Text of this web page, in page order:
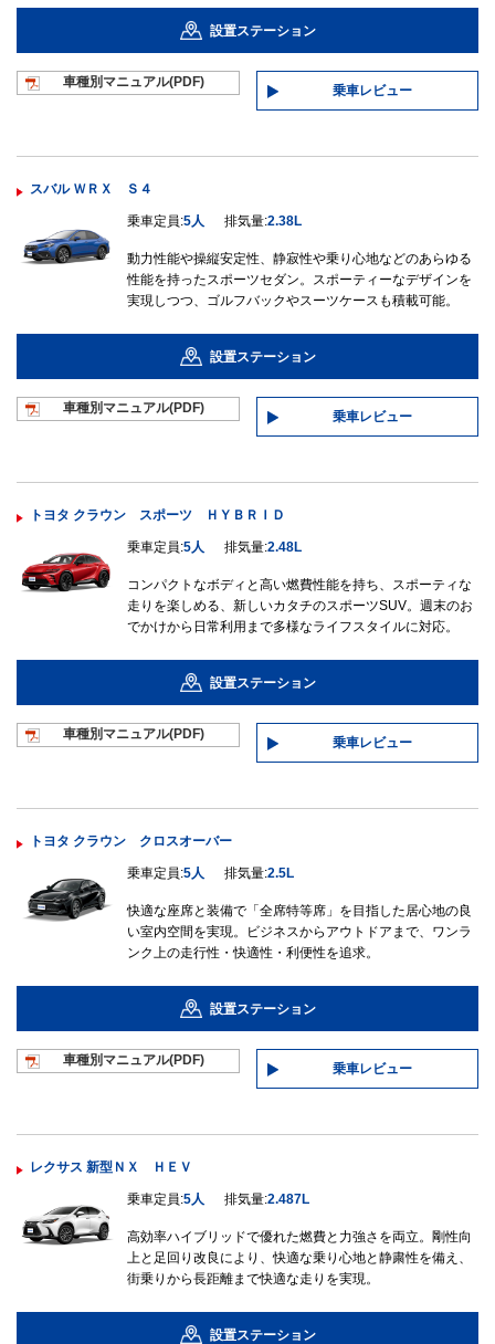
設置ステーション
車種別マニュアル(PDF)
乗車レビュー
スバル ＷＲＸ Ｓ４
乗車定員:5人 排気量:2.38L
動力性能や操縦安定性、静寂性や乗り心地などのあらゆる
性能を持ったスポーツセダン。スポーティーなデザインを
実現しつつ、ゴルフバックやスーツケースも積載可能。
設置ステーション
車種別マニュアル(PDF)
乗車レビュー
トヨタ クラウン スポーツ ＨＹＢＲＩＤ
乗車定員:5人 排気量:2.48L
コンパクトなボディと高い燃費性能を持ち、スポーティな
走りを楽しめる、新しいカタチのスポーツSUV。週末のお
でかけから日常利用まで多様なライフスタイルに対応。
設置ステーション
車種別マニュアル(PDF)
乗車レビュー
トヨタ クラウン クロスオーバー
乗車定員:5人 排気量:2.5L
快適な座席と装備で「全席特等席」を目指した居心地の良
い室内空間を実現。ビジネスからアウトドアまで、ワンラ
ンク上の走行性・快適性・利便性を追求。
設置ステーション
車種別マニュアル(PDF)
乗車レビュー
レクサス 新型ＮＸ ＨＥＶ
乗車定員:5人 排気量:2.487L
高効率ハイブリッドで優れた燃費と力強さを両立。剛性向
上と足回り改良により、快適な乗り心地と静粛性を備え、
街乗りから長距離まで快適な走りを実現。
設置ステーション